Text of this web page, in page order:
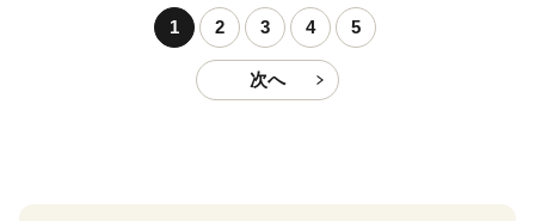
町 送料無料_G7317
1 2 3 4 5
次へ